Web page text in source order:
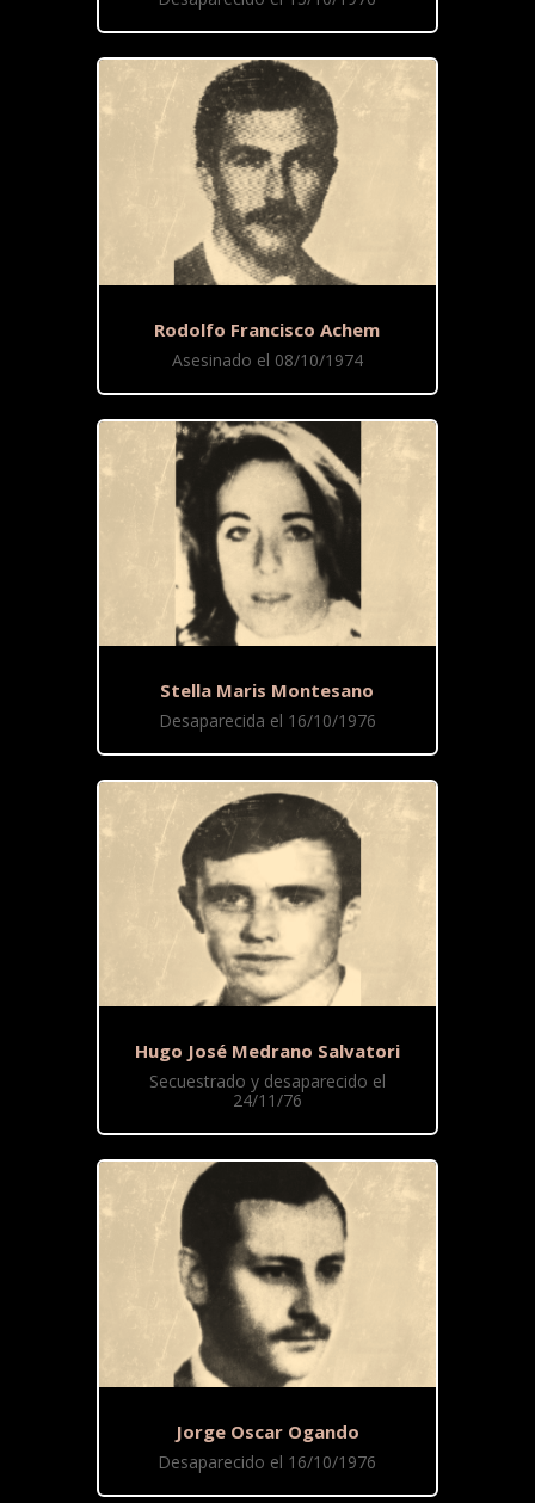
Rodolfo Francisco Achem
Asesinado el 08/10/1974
Stella Maris Montesano
Desaparecida el 16/10/1976
Hugo José Medrano Salvatori
Secuestrado y desaparecido el
24/11/76
Jorge Oscar Ogando
Desaparecido el 16/10/1976